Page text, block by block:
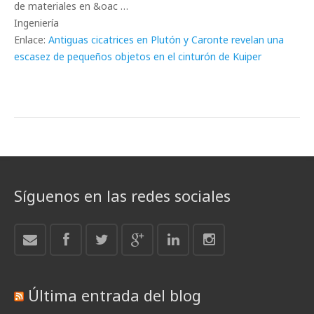
de materiales en &oac …
Ingeniería
Enlace: Antiguas cicatrices en Plutón y Caronte revelan una
escasez de pequeños objetos en el cinturón de Kuiper
Síguenos en las redes sociales
Última entrada del blog